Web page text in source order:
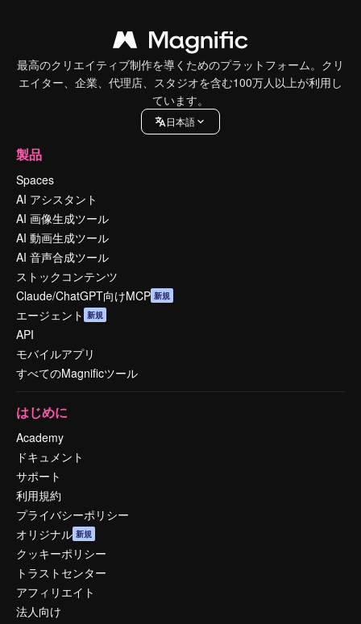
最高のクリエイティブ制作を導くためのプラットフォーム。クリ
エイター、企業、代理店、スタジオを含む100万人以上が利用し
ています。
日本語
製品
Spaces
AI アシスタント
AI 画像生成ツール
AI 動画生成ツール
AI 音声合成ツール
ストックコンテンツ
Claude/ChatGPT向けMCP 新規
エージェント 新規
API
モバイルアプリ
すべてのMagnificツール
はじめに
Academy
ドキュメント
サポート
利用規約
プライバシーポリシー
オリジナル 新規
クッキーポリシー
トラストセンター
アフィリエイト
法人向け